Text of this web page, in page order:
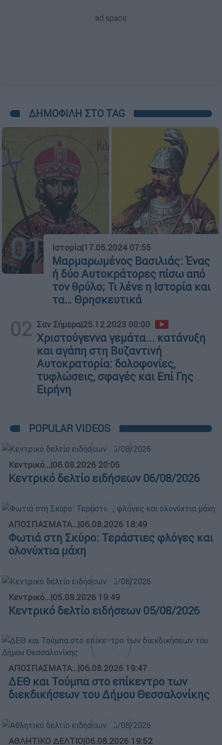
ΔΗΜΟΦΙΛΗ ΣΤΟ TAG
01 Ιστορία|17.05.2024 07:55
Μαρμαρωμένος Βασιλιάς: Ένας
ή δύο Αυτοκράτορες πίσω από
τον θρύλο; Τι λένε η Ιστορία και
τα… Θρησκευτικά
02 Σαν Σήμερα|25.12.2023 00:00
Χριστούγεννα γεμάτα... κατάνυξη
και αγάπη στη Βυζαντινή
Αυτοκρατορία: δολοφονίες,
τυφλώσεις, σφαγές και Επί Γης
Ειρήνη
POPULAR VIDEOS
Κεντρικό...|06.08.2026 20:05
Κεντρικό δελτίο ειδήσεων 06/08/2026
ΑΠΟΣΠΑΣΜΑΤΑ...|06.08.2026 18:49
Φωτιά στη Σκύρο: Τεράστιες φλόγες και
ολονύχτια μάχη
Κεντρικό...|05.08.2026 19:49
Κεντρικό δελτίο ειδήσεων 05/08/2026
ΑΠΟΣΠΑΣΜΑΤΑ...|06.08.2026 19:47
ΔΕΘ και Τούμπα στο επίκεντρο των
διεκδικήσεων του Δήμου Θεσσαλονίκης
ΑΘΛΗΤΙΚΟ ΔΕΛΤΙΟ|06.08.2026 19:52